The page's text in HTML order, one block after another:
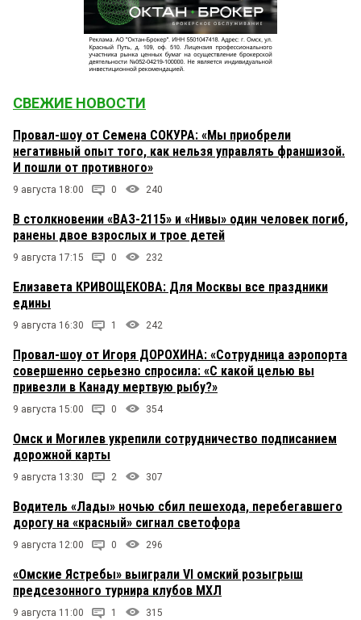
СВЕЖИЕ НОВОСТИ
Провал-шоу от Семена СОКУРА: «Мы приобрели
негативный опыт того, как нельзя управлять франшизой.
И пошли от противного»
9 августа 18:00 0 240
В столкновении «ВАЗ-2115» и «Нивы» один человек погиб,
ранены двое взрослых и трое детей
9 августа 17:15 0 232
Елизавета КРИВОЩЕКОВА: Для Москвы все праздники
едины
9 августа 16:30 1 242
Провал-шоу от Игоря ДОРОХИНА: «Сотрудница аэропорта
совершенно серьезно спросила: «С какой целью вы
привезли в Канаду мертвую рыбу?»
9 августа 15:00 0 354
Омск и Могилев укрепили сотрудничество подписанием
дорожной карты
9 августа 13:30 2 307
Водитель «Лады» ночью сбил пешехода, перебегавшего
дорогу на «красный» сигнал светофора
9 августа 12:00 0 296
«Омские Ястребы» выиграли VI омский розыгрыш
предсезонного турнира клубов МХЛ
9 августа 11:00 1 315